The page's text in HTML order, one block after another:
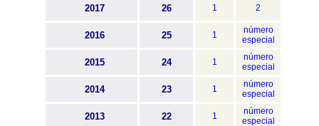
2017 26 1 2
2016 25 1
número
especial
2015 24 1
número
especial
2014 23 1
número
especial
2013 22 1
número
especial